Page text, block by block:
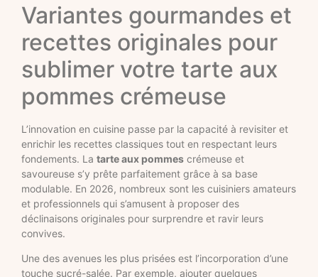
Variantes gourmandes et
recettes originales pour
sublimer votre tarte aux
pommes crémeuse
L’innovation en cuisine passe par la capacité à revisiter et
enrichir les recettes classiques tout en respectant leurs
fondements. La tarte aux pommes crémeuse et
savoureuse s’y prête parfaitement grâce à sa base
modulable. En 2026, nombreux sont les cuisiniers amateurs
et professionnels qui s’amusent à proposer des
déclinaisons originales pour surprendre et ravir leurs
convives.
Une des avenues les plus prisées est l’incorporation d’une
touche sucré-salée. Par exemple, ajouter quelques